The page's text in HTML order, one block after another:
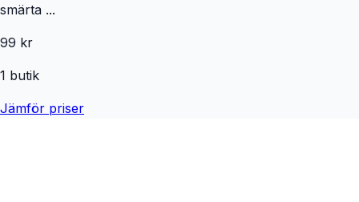
smärta ...
99 kr
1 butik
Jämför priser